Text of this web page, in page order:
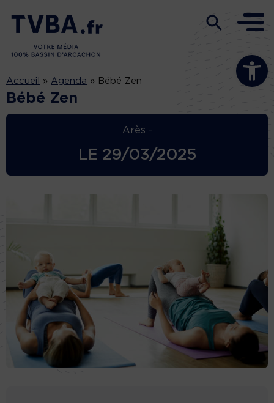
Ouvrir la
Accueil » Agenda » Bébé Zen
Bébé Zen
Arès -
LE 29/03/2025